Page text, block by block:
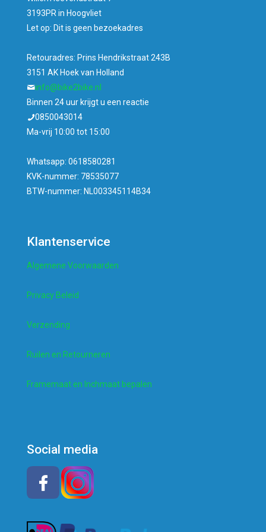
3193PR in Hoogvliet
Let op: Dit is geen bezoekadres
Retouradres: Prins Hendrikstraat 243B
3151 AK Hoek van Holland
info@bike2bike.nl
Binnen 24 uur krijgt u een reactie
0850043014
Ma-vrij 10:00 tot 15:00
Whatsapp: 0618580281
KVK-nummer: 78535077
BTW-nummer: NL003345114B34
Klantenservice
Algemene Voorwaarden
Privacy Beleid
Verzending
Ruilen en Retourneren
Framemaat en Inchmaat bepalen
Social media